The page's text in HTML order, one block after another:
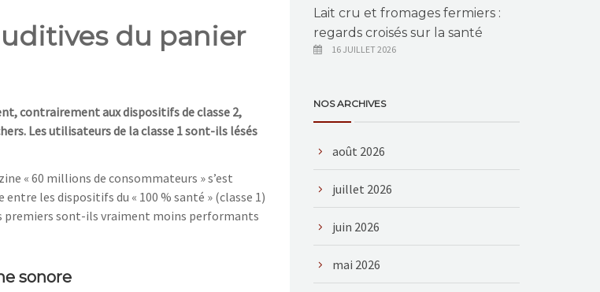
du panier
contrairement aux dispositifs de classe 2,
Les utilisateurs de la classe 1 sont-ils lésés
« 60 millions de consommateurs » s’est
les dispositifs du « 100 % santé » (classe 1)
premiers sont-ils vraiment moins performants
sonore
Lait cru et fromages fermiers :
regards croisés sur la santé
16 JUILLET 2026
NOS ARCHIVES
août 2026
juillet 2026
juin 2026
mai 2026